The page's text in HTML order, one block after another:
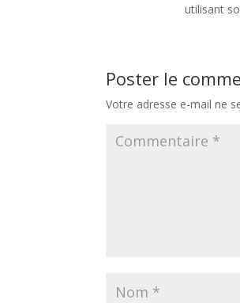
utilisant
Poster le
Votre adresse e-mail ne